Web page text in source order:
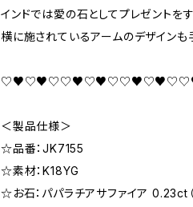
インドでは愛の石としてプレゼントを
横に施されているアームのデザイン
＜製品仕様＞
☆品番：JK7155
☆素材：K18YG
☆お石：パパラチアサファイア 0.23ct